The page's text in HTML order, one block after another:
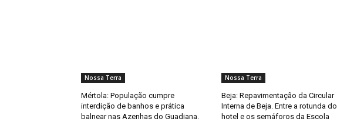
Nossa Terra
Mértola: População cumpre
interdição de banhos e prática
balnear nas Azenhas do Guadiana.
Nossa Terra
Beja: Repavimentação da Circular
Interna de Beja. Entre a rotunda do
hotel e os semáforos da Escola